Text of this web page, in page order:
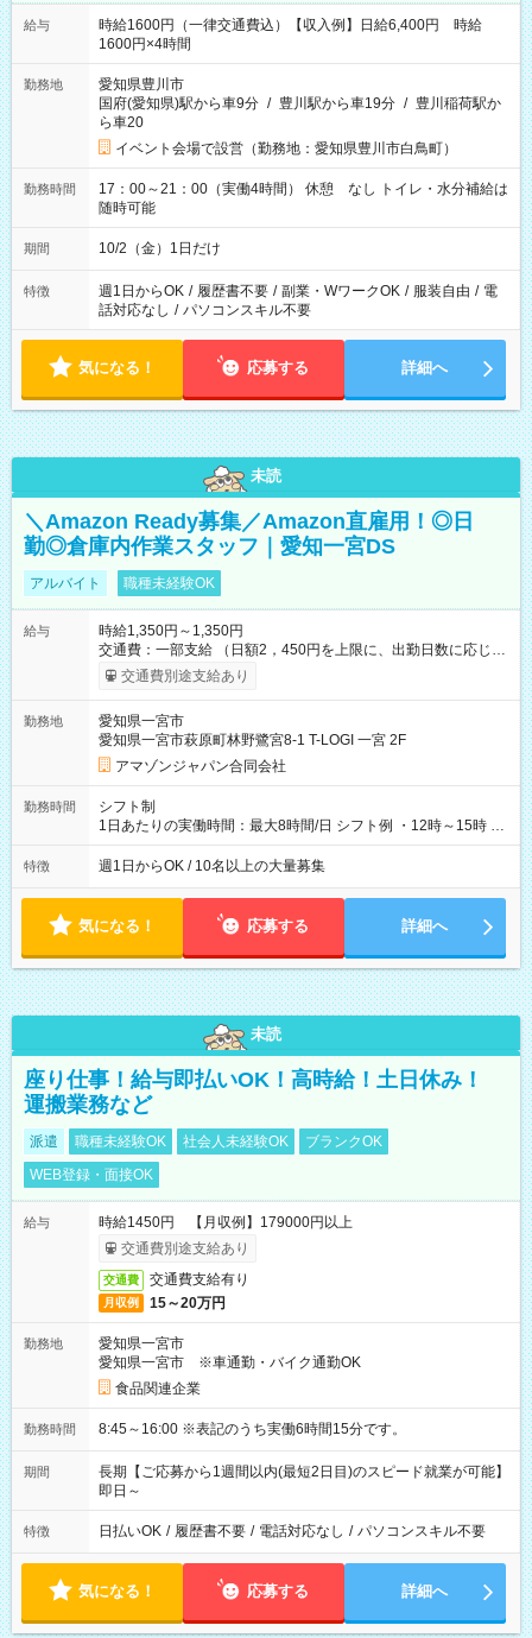
給与
時給1600円（一律交通費込）【収入例】日給6,400円 時給
1600円×4時間
勤務地
愛知県豊川市
国府(愛知県)駅から車9分 / 豊川駅から車19分 / 豊川稲荷駅か
ら車20
イベント会場で設営（勤務地：愛知県豊川市白鳥町）
勤務時間
17：00～21：00（実働4時間） 休憩 なし トイレ・水分補給は
随時可能
期間 10/2（金）1日だけ
特徴 週1日からOK / 履歴書不要 / 副業・WワークOK / 服装自由 / 電
話対応なし / パソコンスキル不要
気になる！ 応募する 詳細へ
未読
＼Amazon Ready募集／Amazon直雇用！◎日
勤◎倉庫内作業スタッフ｜愛知一宮DS
アルバイト 職種未経験OK
給与
時給1,350円～1,350円
交通費：一部支給 （日額2，450円を上限に、出勤日数に応じて
実費支給） ※22:00～翌5:00までは時給25%UP！ ■給与前払い
制度あり ※前払い額の上限あり、手数料無料（Amazon負担）
交通費別途支給あり
勤務地
愛知県一宮市
愛知県一宮市萩原町林野鷺宮8-1 T-LOGI 一宮 2F
アマゾンジャパン合同会社
勤務時間
シフト制
1日あたりの実働時間：最大8時間/日 シフト例 ・12時～15時 入
社後、就業可能シフトをご確認の上、申請してください。
特徴 週1日からOK / 10名以上の大量募集
気になる！ 応募する 詳細へ
未読
座り仕事！給与即払いOK！高時給！土日休み！
運搬業務など
派遣 職種未経験OK 社会人未経験OK
ブランクOK
WEB登録・面接OK
給与
時給1450円 【月収例】179000円以上
交通費別途支給あり
交通費 交通費支給有り
月収例 15～20万円
勤務地
愛知県一宮市
愛知県一宮市 ※車通勤・バイク通勤OK
食品関連企業
勤務時間 8:45～16:00 ※表記のうち実働6時間15分です。
期間
長期【ご応募から1週間以内(最短2日目)のスピード就業が可能】
即日～
特徴 日払いOK / 履歴書不要 / 電話対応なし / パソコンスキル不要
気になる！ 応募する 詳細へ